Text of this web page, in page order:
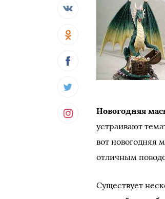
Новогодняя
устраивают
вот новогодняя
отличным
Существует